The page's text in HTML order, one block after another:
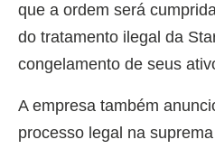
que a ordem será
do tratamento ilegal da
congelamento de seus
A empresa também
processo legal na